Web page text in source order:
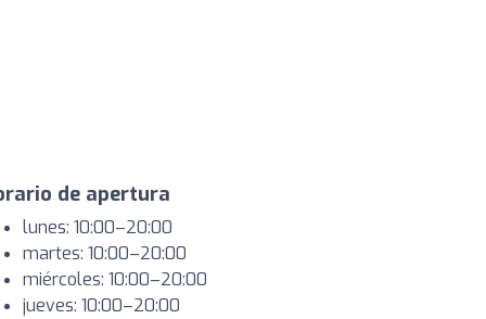
de apertura
lunes: 10:00–20:00
martes: 10:00–20:00
miércoles: 10:00–20:00
jueves: 10:00–20:00